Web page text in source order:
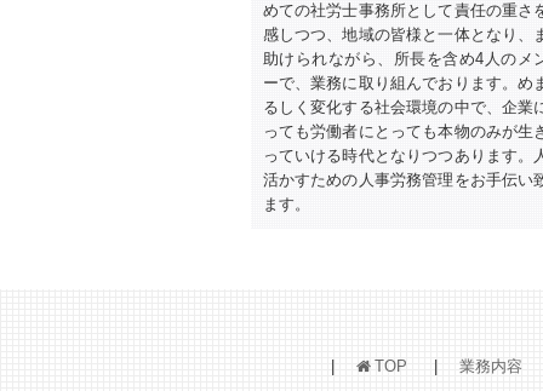
めての社労士事務所として責任の重さ
感しつつ、地域の皆様と一体となり、
助けられながら、所長を含め4人のメ
ーで、業務に取り組んでおります。め
るしく変化する社会環境の中で、企業
っても労働者にとっても本物のみが生
っていける時代となりつつあります。
活かすための人事労務管理をお手伝い
ます。
h TOP 業務内容